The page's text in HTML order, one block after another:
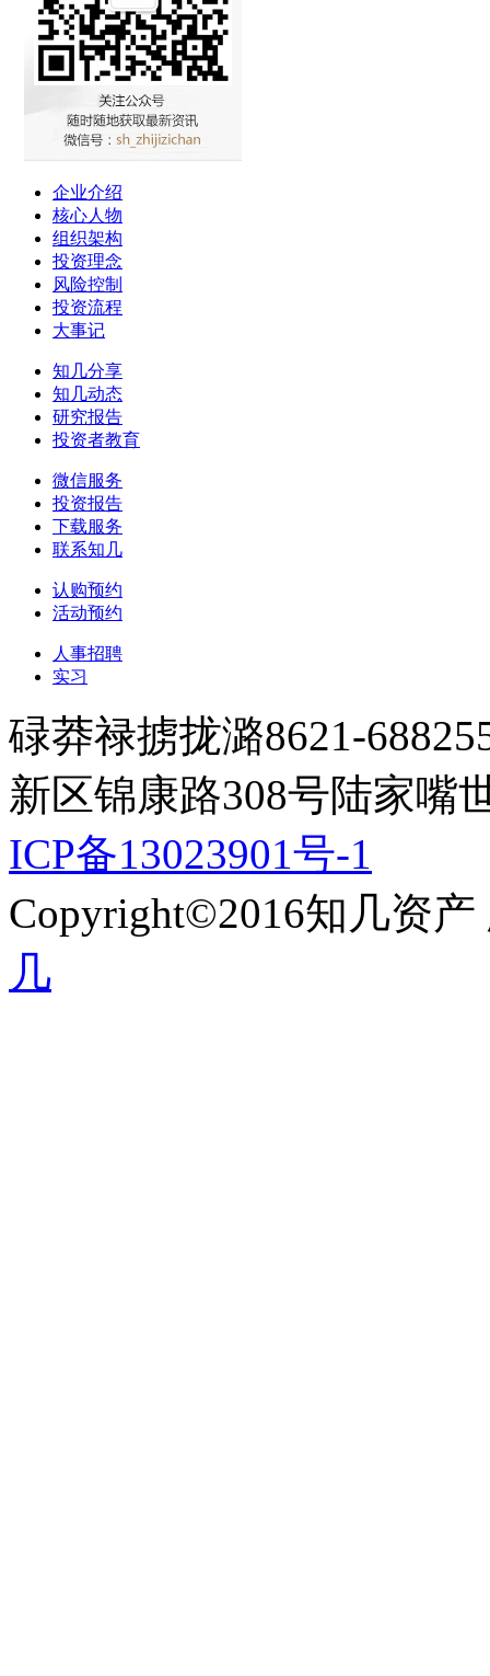
企业介绍
核心人物
组织架构
投资理念
风险控制
投资流程
大事记
知几分享
知几动态
研究报告
投资者教育
微信服务
投资报告
下载服务
联系知几
认购预约
活动预约
人事招聘
实习
碌莽禄掳拢潞8621-
新区锦康路308号陆家
ICP备13023901号-1
Copyright©2016知几资
几